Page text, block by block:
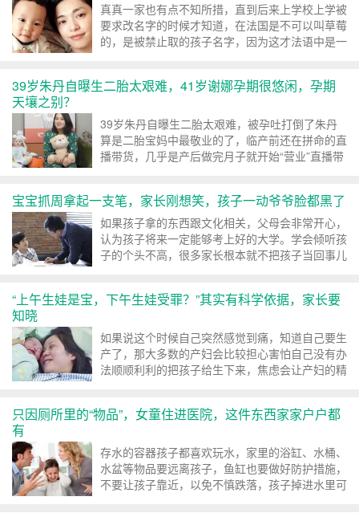
真真一家也有点不知所措，直到后来上学校上学被
要求改名字的时候才知道，在法国是不可以叫草莓
的，是被禁止取的孩子名字，因为这才法语中是一
39岁朱丹自曝生二胎太艰难，41岁谢娜孕期很悠闲，孕期
天壤之别？
39岁朱丹自曝生二胎太艰难，被孕吐打倒了朱丹
算是二胎宝妈中最敬业的了，临产前还在拼命的直
播带货，几乎是产后做完月子就开始“营业”直播带
宝宝抓周拿起一支笔，家长刚想笑，孩子一动爷爷脸都黑了
如果孩子拿的东西跟文化相关，父母会非常开心，
认为孩子将来一定能够考上好的大学。学会倾听孩
子的个头不高，很多家长根本就不把孩子当回事儿
“上午生娃是宝，下午生娃受罪？”其实有科学依据，家长要
知晓
如果说这个时候自己突然感觉到痛，知道自己要生
产了，那大多数的产妇会比较担心害怕自己没有办
法顺顺利利的把孩子给生下来，焦虑会让产妇的精
只因厕所里的“物品”，女童住进医院，这件东西家家户户都
有
存水的容器孩子都喜欢玩水，家里的浴缸、水桶、
水盆等物品要远离孩子，鱼缸也要做好防护措施，
不要让孩子靠近，以免不慎跌落，孩子掉进水里可